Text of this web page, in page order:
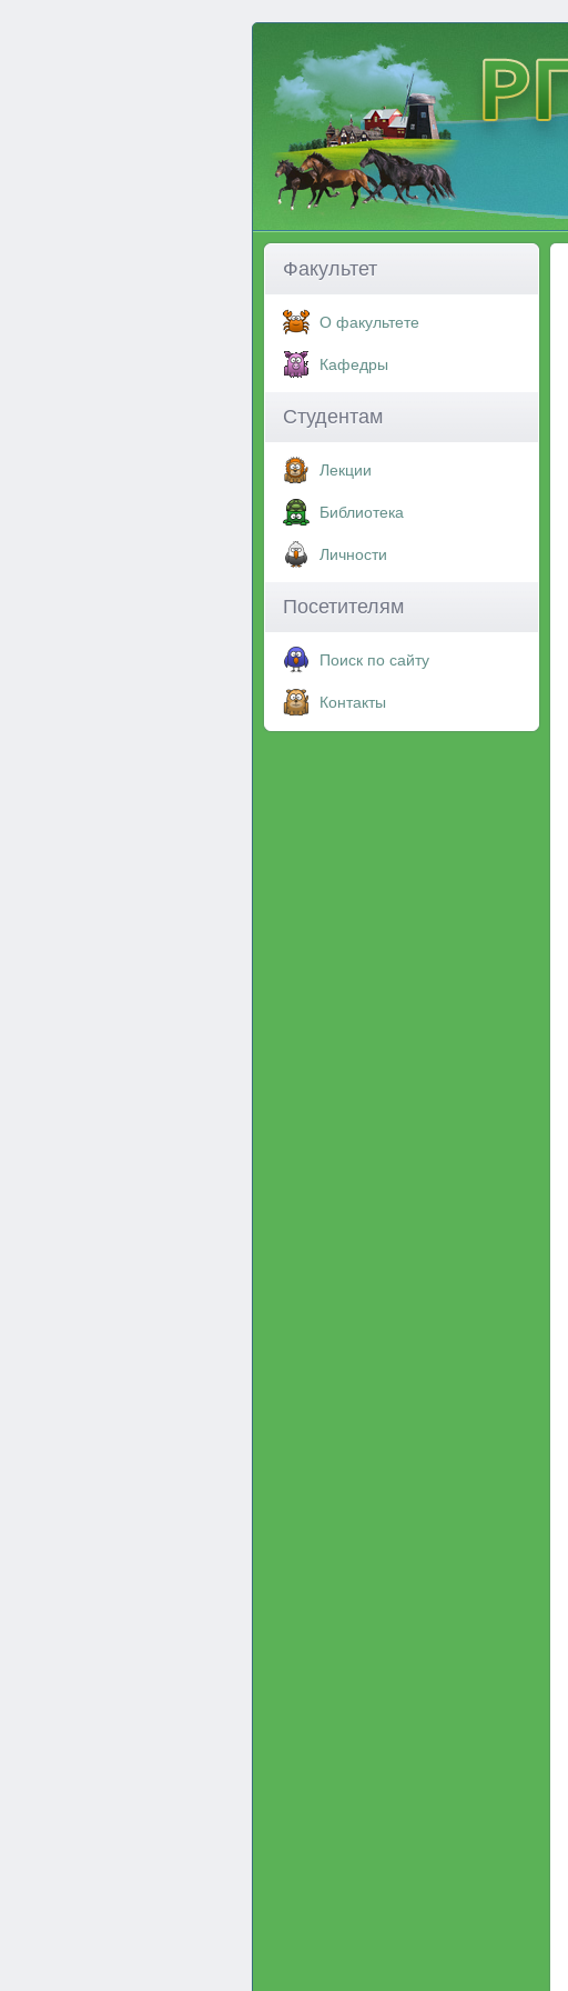
Факультет
О факультете
Кафедры
Студентам
Лекции
Библиотека
Личности
Посетителям
Поиск по сайту
Контакты